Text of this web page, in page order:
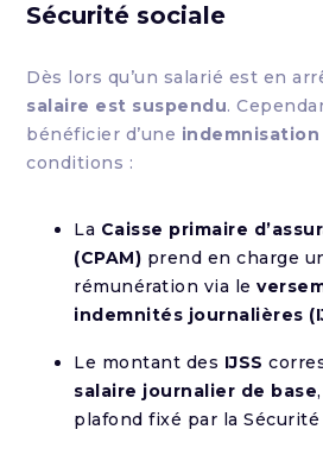
Sécurité sociale
Dès lors qu’un salarié est en
salaire est suspendu.
bénéficier d’une indemnisation
conditions :
La Caisse primaire
(CPAM) prend en charge
rémunération via le
indemnités journalières
Le montant des IJSS
salaire journalier de base
plafond fixé par la Sécurité